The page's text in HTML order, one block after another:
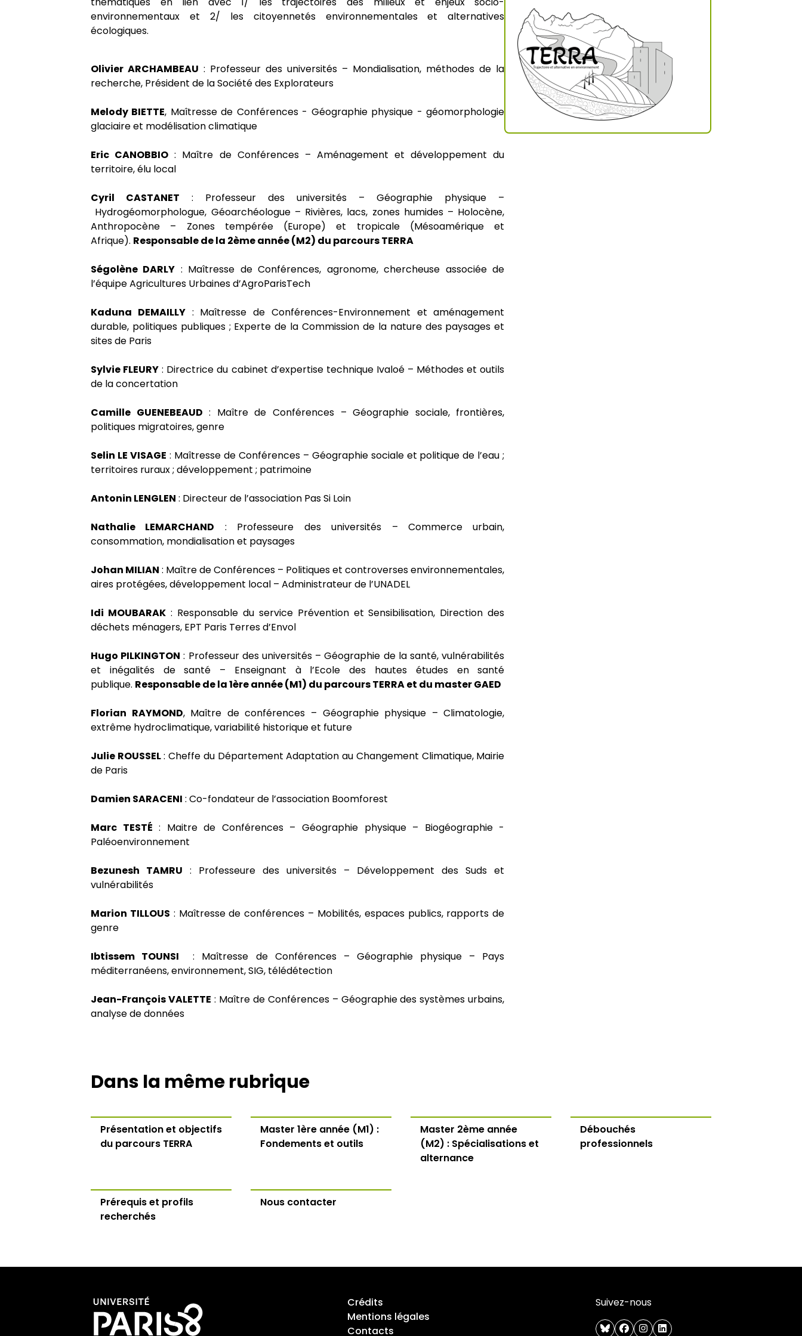
Contacts
L’histoire du département de géographie
Structure du diplôme
Se pré-inscrire aux cours
Brochures et Emplois du temps
Rattrapages de fin d’année
Tutorats
Autres documents utiles
Le parcours G2M (Géomatique, Géodécisionnel,
Géomarketing et Multimédia)
Master Géographie Parcours VARAP (dernière année
2025/2026)
Emplois du temps (2026/2027)
Candidater au Master, TERRA ou G2M (rentrée 2026)
Pôle image
Le POPS
La station météorologique
Le potager du département
Rucher de Paris 8
environnementaux et 2/ les citoyennetés environnementales et alternatives
écologiques.
Olivier ARCHAMBEAU : Professeur des universités – Mondialisation, méthodes de la
recherche, Président de la Société des Explorateurs
Melody BIETTE, Maîtresse de Conférences - Géographie physique - géomorphologie
glaciaire et modélisation climatique
Eric CANOBBIO : Maître de Conférences – Aménagement et développement du
territoire, élu local
Cyril CASTANET : Professeur des universités – Géographie physique –
Hydrogéomorphologue, Géoarchéologue – Rivières, lacs, zones humides – Holocène,
Anthropocène – Zones tempérée (Europe) et tropicale (Mésoamérique et
Afrique). Responsable de la 2ème année (M2) du parcours TERRA
Ségolène DARLY : Maîtresse de Conférences, agronome, chercheuse associée de
l’équipe Agricultures Urbaines d’AgroParisTech
Kaduna DEMAILLY: Maîtresse de Conférences-Environnement et aménagement
durable, politiques publiques ; Experte de la Commission de la nature des paysages et
sites de Paris
Sylvie FLEURY : Directrice du cabinet d’expertise technique Ivaloé – Méthodes et outils
de la concertation
Camille GUENEBEAUD : Maître de Conférences – Géographie sociale, frontières,
politiques migratoires, genre
Selin LE VISAGE : Maîtresse de Conférences – Géographie sociale et politique de l’eau ;
territoires ruraux ; développement ; patrimoine
Antonin LENGLEN : Directeur de l’association Pas Si Loin
Nathalie LEMARCHAND : Professeure des universités – Commerce urbain,
consommation, mondialisation et paysages
Johan MILIAN : Maître de Conférences – Politiques et controverses environnementales,
aires protégées, développement local – Administrateur de l’UNADEL
Idi MOUBARAK: Responsable du service Prévention et Sensibilisation, Direction des
déchets ménagers, EPT Paris Terres d’Envol
Hugo PILKINGTON : Professeur des universités – Géographie de la santé, vulnérabilités
et inégalités de santé – Enseignant à l’Ecole des hautes études en santé
publique. Responsable de la 1ère année (M1) du parcours TERRA et du master GAED
Florian RAYMOND, Maître de conférences – Géographie physique – Climatologie,
extrême hydroclimatique, variabilité historique et future
Julie ROUSSEL: Cheffe du Département Adaptation au Changement Climatique, Mairie
de Paris
Damien SARACENI : Co-fondateur de l’association Boomforest
Marc TESTÉ : Maitre de Conférences – Géographie physique – Biogéographie -
Paléoenvironnement
Bezunesh TAMRU : Professeure des universités – Développement des Suds et
vulnérabilités
Marion TILLOUS : Maîtresse de conférences – Mobilités, espaces publics, rapports de
genre
Ibtissem TOUNSI
: Maîtresse de Conférences – Géographie physique – Pays
méditerranéens, environnement, SIG, télédétection
Jean-François VALETTE : Maître de Conférences – Géographie des systèmes urbains,
analyse de données
Dans la même rubrique
Présentation et objectifs
du parcours TERRA
Master 1ère année (M1) :
Fondements et outils
Master 2ème année
(M2) : Spécialisations et
alternance
Débouchés
professionnels
Prérequis et profils
recherchés
Nous contacter
Crédits
Mentions légales
Contacts
Suivez-nous
blueskyfacebook
instagram
linkedin